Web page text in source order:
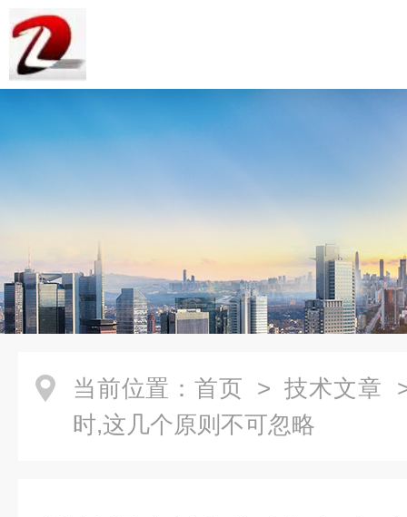
当前位置： 首页 > 技术文章
时,这几个原则不可忽略